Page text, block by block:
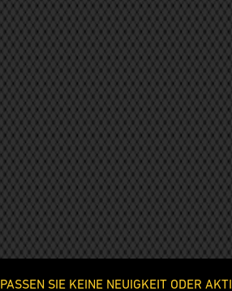
SIE KEINE NEUIGKEIT ODER